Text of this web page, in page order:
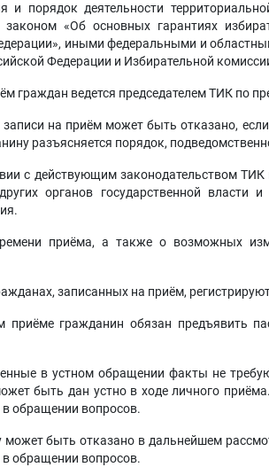
и порядок деятельности
«Об основных гарантиях
иными федеральными и
Федерации и Избирательной
граждан ведется председателем ТИК по
записи на приём может быть отказано,
разъясняется порядок,
с действующим законодательством
органов государственной власти
приёма, а также о возможных
записанных на приём,
гражданин обязан предъявить
в устном обращении факты не
быть дан устно в ходе личного
обращении вопросов.
может быть отказано в дальнейшем
обращении вопросов.